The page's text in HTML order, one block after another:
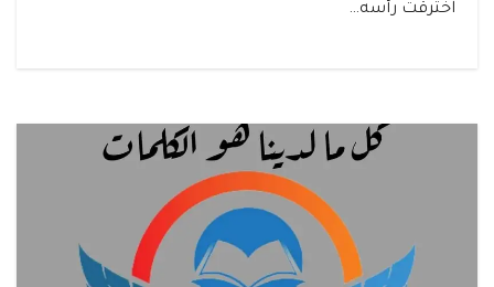
اخترقت رأسه…